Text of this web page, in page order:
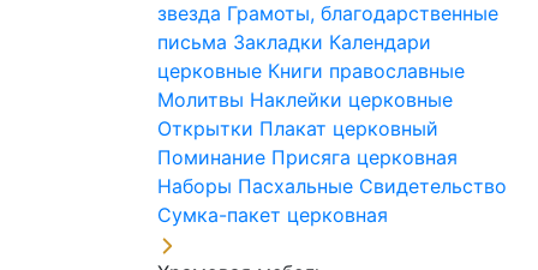
звезда Грамоты, благодарственные
письма Закладки Календари
церковные Книги православные
Молитвы Наклейки церковные
Открытки Плакат церковный
Поминание Присяга церковная
Наборы Пасхальные Свидетельство
Сумка-пакет церковная